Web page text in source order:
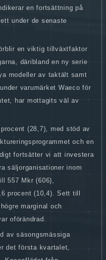
en fortsättning på
under de senaste
en viktig tillväxtfaktor
däribland en ny serie
modeller av taktält samt
varumärket Waeco för
har mottagits väl av
(28,7), med stöd av
och en
fortsätter vi att investera
säljorganisationer inom
557 Mkr (606),
procent (10,4). Sett till
marginal och
oförändrad.
av säsongsmässiga
det första kvartalet,